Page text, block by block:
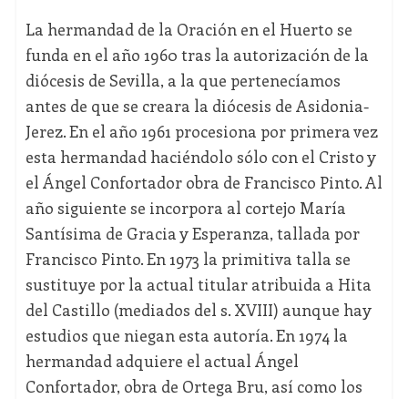
La hermandad de la Oración en el Huerto se
funda en el año 1960 tras la autorización de la
diócesis de Sevilla, a la que pertenecíamos
antes de que se creara la diócesis de Asidonia-
Jerez. En el año 1961 procesiona por primera vez
esta hermandad haciéndolo sólo con el Cristo y
el Ángel Confortador obra de Francisco Pinto. Al
año siguiente se incorpora al cortejo María
Santísima de Gracia y Esperanza, tallada por
Francisco Pinto. En 1973 la primitiva talla se
sustituye por la actual titular atribuida a Hita
del Castillo (mediados del s. XVIII) aunque hay
estudios que niegan esta autoría. En 1974 la
hermandad adquiere el actual Ángel
Confortador, obra de Ortega Bru, así como los